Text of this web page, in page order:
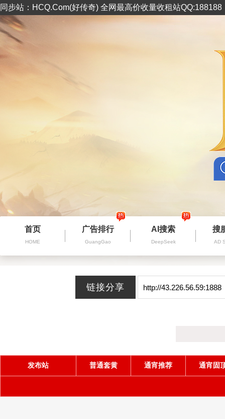
同步站：HCQ.Com(好传奇) 全网最高价收量收租站
首页
HOME
广告排行
GuangGao
AI搜索
DeepSeek
搜
AD
发布站 普通套黄 通宵推荐 通宵固